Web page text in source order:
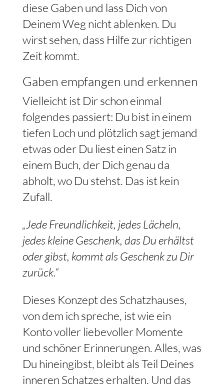
diese Gaben und lass Dich von
Deinem Weg nicht ablenken. Du
wirst sehen, dass Hilfe zur richtigen
Zeit kommt.
Gaben empfangen und erkennen
Vielleicht ist Dir schon einmal
folgendes passiert: Du bist in einem
tiefen Loch und plötzlich sagt jemand
etwas oder Du liest einen Satz in
einem Buch, der Dich genau da
abholt, wo Du stehst. Das ist kein
Zufall.
„Jede Freundlichkeit, jedes Lächeln,
jedes kleine Geschenk, das Du erhältst
oder gibst, kommt als Geschenk zu Dir
zurück.“
Dieses Konzept des Schatzhauses,
von dem ich spreche, ist wie ein
Konto voller liebevoller Momente
und schöner Erinnerungen. Alles, was
Du hineingibst, bleibt als Teil Deines
inneren Schatzes erhalten. Und das